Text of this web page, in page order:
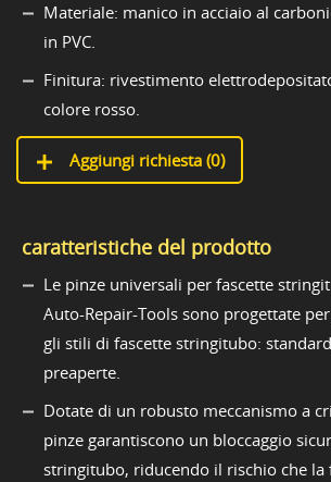
Materiale: manico in acciaio al
in PVC.
Finitura: rivestimento
colore rosso.
Aggiungi richiesta (0)
caratteristiche del prodotto
Le pinze universali per fascette
Auto-Repair-Tools sono progettate
gli stili di fascette stringitubo:
preaperte.
Dotate di un robusto meccanismo a
pinze garantiscono un bloccaggio
stringitubo, riducendo il rischio che la